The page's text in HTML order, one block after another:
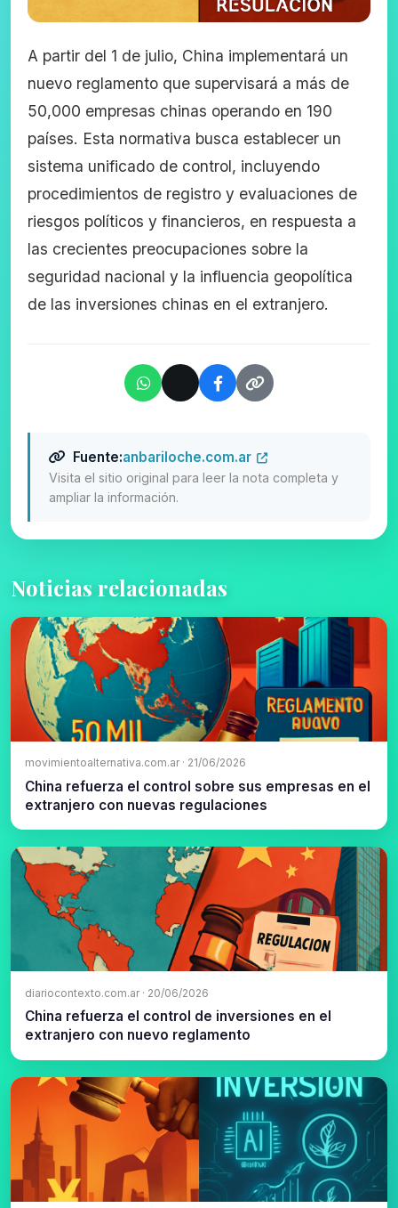
A partir del 1 de julio, China implementará un
nuevo reglamento que supervisará a más de
50,000 empresas chinas operando en 190
países. Esta normativa busca establecer un
sistema unificado de control, incluyendo
procedimientos de registro y evaluaciones de
riesgos políticos y financieros, en respuesta a
las crecientes preocupaciones sobre la
seguridad nacional y la influencia geopolítica
de las inversiones chinas en el extranjero.
Fuente:anbariloche.com.ar
Visita el sitio original para leer la nota completa y
ampliar la información.
Noticias relacionadas
movimientoalternativa.com.ar · 21/06/2026
China refuerza el control sobre sus empresas en el
extranjero con nuevas regulaciones
diariocontexto.com.ar · 20/06/2026
China refuerza el control de inversiones en el
extranjero con nuevo reglamento